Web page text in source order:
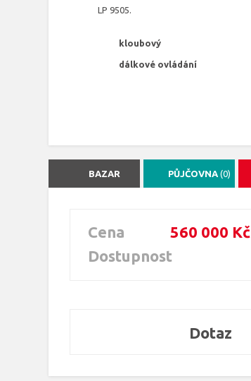
LP 9505.
kloubový
dálkové ovládání
BAZAR PŮJČOVNA (0)
Cena
560 000
Dostupnost
Dotaz